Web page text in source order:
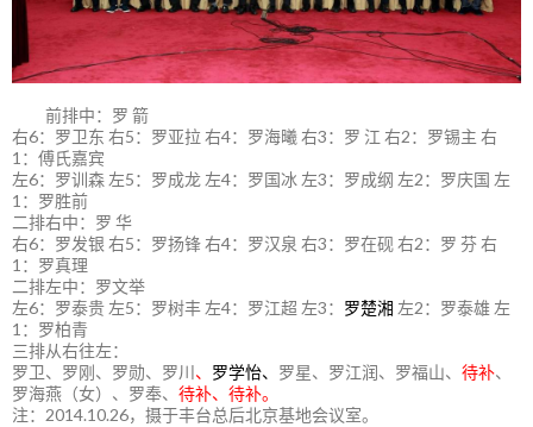
前排中：罗 箭
右6：罗卫东 右5：罗亚拉 右4：罗海曦 右3：罗 江 右2：罗锡主 右
1：傅氏嘉宾
左6：罗训森 左5：罗成龙 左4：罗国冰 左3：罗成纲 左2：罗庆国 左
1：罗胜前
二排右中：罗 华
右6：罗发银 右5：罗扬锋 右4：罗汉泉 右3：罗在砚 右2：罗 芬 右
1：罗真理
二排左中：罗文举
左6：罗泰贵 左5：罗树丰 左4：罗江超 左3： 罗楚湘 左2：罗泰雄 左
1：罗柏青
三排从右往左：
罗卫、罗刚、罗勋、罗川 、 罗学怡、 罗星、罗江润、罗福山、 待补、
罗海燕（女）、罗奉、 待补、待补。
注：2014.10.26，摄于丰台总后北京基地会议室。